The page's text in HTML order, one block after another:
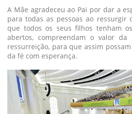
A Mãe agradeceu ao Pai por dar a
para todas as pessoas ao ressurgir
que todos os seus filhos tenham
abertos, compreendam o valor
ressurreição, para que assim
da fé com esperança.